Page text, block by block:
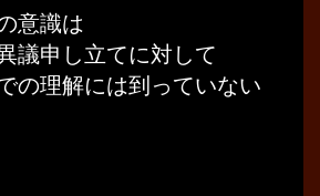
意識は
議申し立てに対して
の理解には到っていない